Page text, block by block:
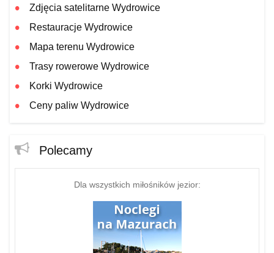
Zdjęcia satelitarne Wydrowice
Restauracje Wydrowice
Mapa terenu Wydrowice
Trasy rowerowe Wydrowice
Korki Wydrowice
Ceny paliw Wydrowice
Polecamy
Dla wszystkich miłośników jezior: